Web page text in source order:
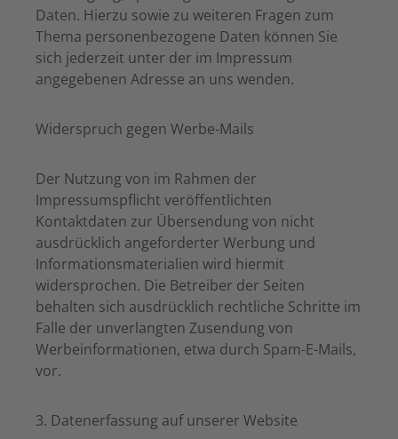
Daten. Hierzu sowie zu weiteren Fragen zum
Thema personenbezogene Daten können Sie
sich jederzeit unter der im Impressum
angegebenen Adresse an uns wenden.
Widerspruch gegen Werbe-Mails
Der Nutzung von im Rahmen der
Impressumspflicht veröffentlichten
Kontaktdaten zur Übersendung von nicht
ausdrücklich angeforderter Werbung und
Informationsmaterialien wird hiermit
widersprochen. Die Betreiber der Seiten
behalten sich ausdrücklich rechtliche Schritte im
Falle der unverlangten Zusendung von
Werbeinformationen, etwa durch Spam-E-Mails,
vor.
3. Datenerfassung auf unserer Website